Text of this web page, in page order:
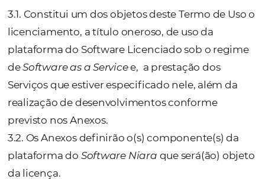
quadro funcional da Licenciada, sendo que
ato, a Licenciadora terá o direito de avaliar a
contratação, o que não exime a Licenciada
responsabilidade perante a Licenciadora e/
terceiros, independentemente se a adesão
gerada por representante legal ou qualquer
preposto.